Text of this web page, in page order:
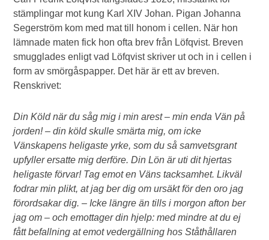
stämplingar mot kung Karl XIV Johan. Pigan Johanna
Segerström kom med mat till honom i cellen. När hon
lämnade maten fick hon ofta brev från Löfqvist. Breven
smugglades enligt vad Löfqvist skriver ut och in i cellen i
form av smörgåspapper. Det här är ett av breven.
Renskrivet:
Din Köld när du såg mig i min arest – min enda Vän på
jorden! – din köld skulle smärta mig, om icke
Vänskapens heligaste yrke, som du så samvetsgrant
upfyller ersatte mig derföre. Din Lön är uti dit hjertas
heligaste förvar! Tag emot en Väns tacksamhet. Likväl
fodrar min plikt, at jag ber dig om ursäkt för den oro jag
förordsakar dig. – Icke längre än tills i morgon afton ber
jag om – och emottager din hjelp: med mindre at du ej
fått befallning at emot vedergällning hos Ståthållaren